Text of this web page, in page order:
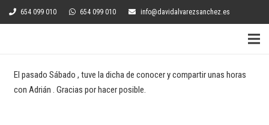
654 099 010 654 099 010 info@davidalvarezsanchez.es
El pasado Sábado , tuve la dicha de conocer y compartir unas horas
con Adrián . Gracias por hacer posible.